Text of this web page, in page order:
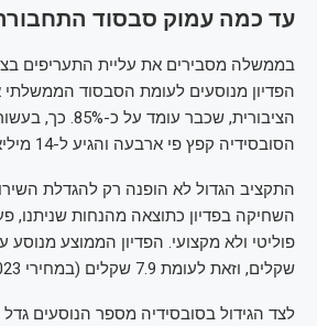
עד כמה עמוק סבסוד
בממשלה מסבירים את עליית התעריפים
הפדיון מנוסעים לעומת הסבסוד
הציבורית, שכבר עומד
הסובסידיה קפץ פי ארבעה והגיע ל-14 מיליארד שקל.
התקציב הגדול לא הופנה רק להגדלת
השחיקה בפדיון כתוצאה מהנחות שניתנו,
שקלים, וזאת לעומת 7.9 שקלים (במחירי 2023) בשנת 2004.
לצד הגידול בסובסידיה מספר הנוסעים